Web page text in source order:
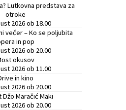
Lutkovna predstava za
otroke
2026 ob 18.00
večer – Ko se poljubita
in pop
2026 ob 20.00
okusov
2026 ob 11.00
in kino
2026 ob 20.00
Maračić Maki
2026 ob 20.00